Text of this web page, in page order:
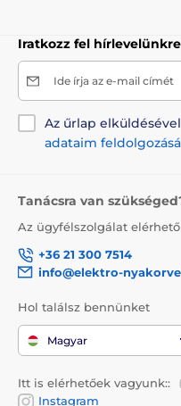
Iratkozz fel hírlevelünkre
Ide írja az e-mail címét
Az űrlap
adataim
Tanácsra van
Az ügyfélszolgálat elérhető
+36 21 300 7514
info@elektro-
Hol találsz bennünket
Magyar
Itt is elérhetőek vagyunk::
Instagram